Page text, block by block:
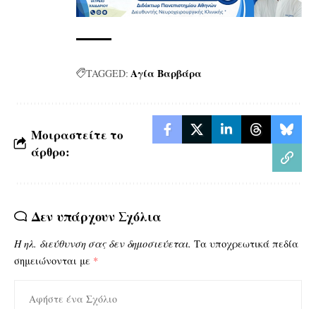
TAGGED: Αγία Βαρβάρα
Μοιραστείτε το
άρθρο:
Δεν υπάρχουν Σχόλια
Η ηλ. διεύθυνση σας δεν δημοσιεύεται. Τα υποχρεωτικά πεδία
σημειώνονται με *